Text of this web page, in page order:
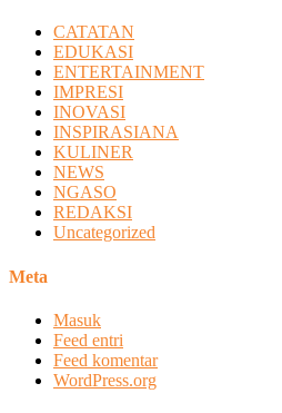
CATATAN
EDUKASI
ENTERTAINMENT
IMPRESI
INOVASI
INSPIRASIANA
KULINER
NEWS
NGASO
REDAKSI
Uncategorized
Meta
Masuk
Feed entri
Feed komentar
WordPress.org